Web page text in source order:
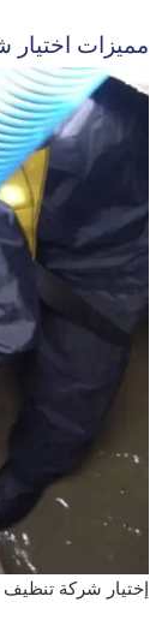
مميزات اختيار
إختيار شركة تنظيف